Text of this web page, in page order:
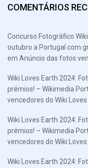
COMENTÁRIOS
Concurso Fotográfico
outubro a Portugal com
em Anúncio das fotos
Wiki Loves Earth 2024:
prémios! – Wikimedia
vencedores do Wiki
Wiki Loves Earth 2024:
prémios! – Wikimedia
vencedores do Wiki
Wiki Loves Earth 2024: